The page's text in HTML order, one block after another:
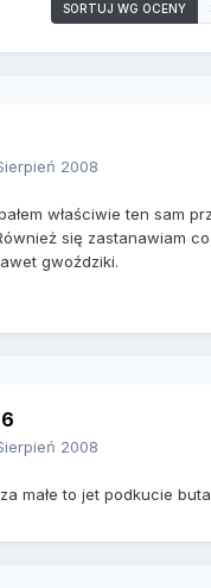
SORTUJ WG OCENY
2008
właściwie ten sam
się zastanawiam
gwoździki.
2008
małe to jet podkucie